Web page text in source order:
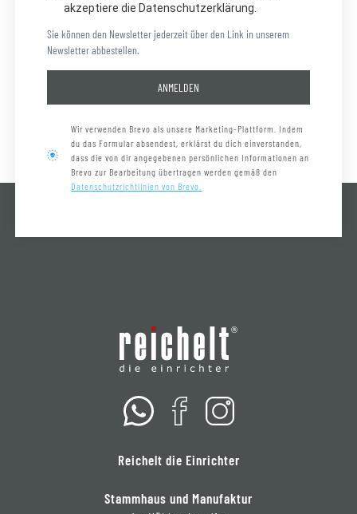
akzeptiere die Datenschutzerklärung.
Sie können den Newsletter jederzeit über den Link in unserem
Newsletter abbestellen.
ANMELDEN
Wir verwenden Brevo als unsere Marketing-Plattform. Indem
du das Formular absendest, erklärst du dich einverstanden,
dass die von dir angegebenen persönlichen Informationen an
Brevo zur Bearbeitung übertragen werden gemäß den
Datenschutzrichtlinien von Brevo.
Reichelt die Einrichter
Stammhaus und Manufaktur